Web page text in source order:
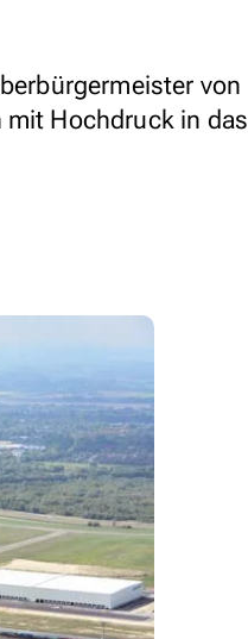
von
Hochdruck in das